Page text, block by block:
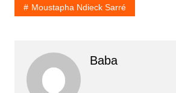
Moustapha Ndieck Sarré
Baba